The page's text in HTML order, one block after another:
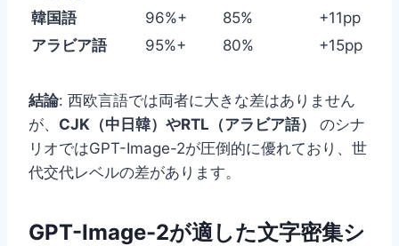
韓国語 96%+ 85%
+11pp
アラビア語
95%+ 80% +15pp
結論: 西欧言語では両者に大きな差はありません
が、 CJK（中日韓）やRTL（アラビア語）
のシナ
リオではGPT-Image-2が圧倒的に優れており、世
代交代レベルの差があります。
GPT-Image-2が適した文字密集シ